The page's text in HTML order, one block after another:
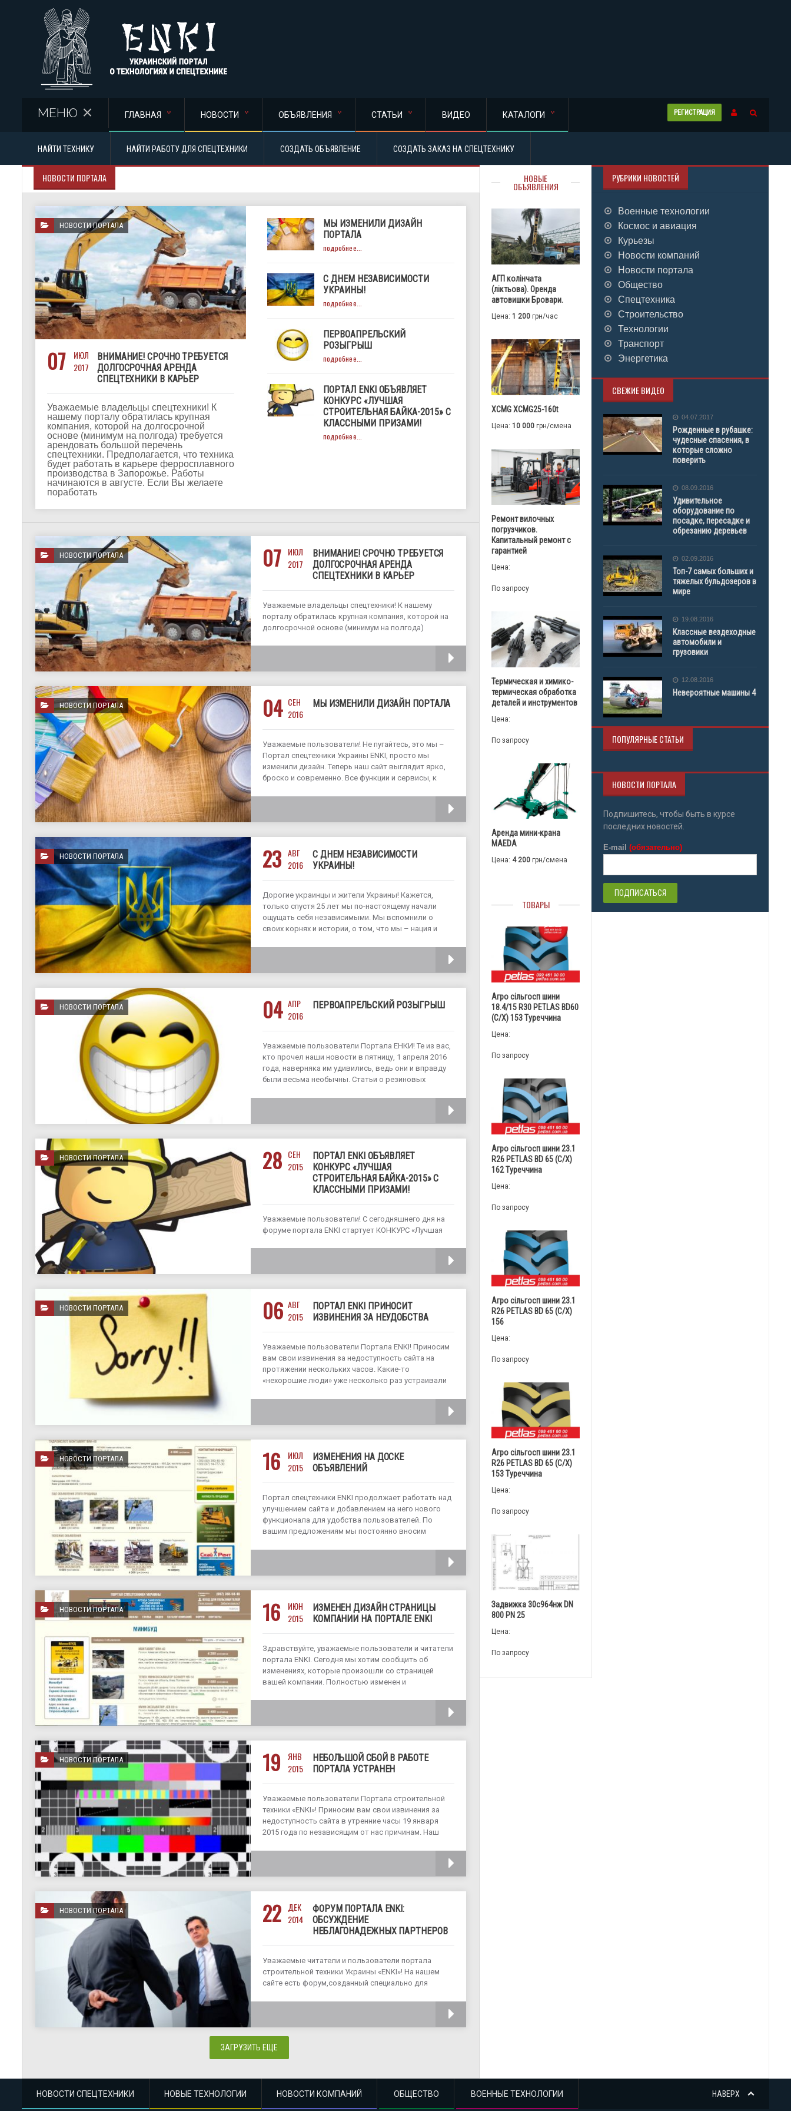
РЕГИСТРАЦИЯ
МЕНЮ ГЛАВНАЯ НОВОСТИ ОБЪЯВЛЕНИЯ СТАТЬИ ВИДЕО КАТАЛОГИ
НАЙТИ ТЕХНИКУ НАЙТИ РАБОТУ ДЛЯ СПЕЦТЕХНИКИ СОЗДАТЬ ОБЪЯВЛЕНИЕ СОЗДАТЬ ЗАКАЗ НА СПЕЦТЕХНИКУ
НОВОСТИ ПОРТАЛА
НОВОСТИ ПОРТАЛА
07
ИЮЛ
2017
ВНИМАНИЕ! СРОЧНО ТРЕБУЕТСЯ
ДОЛГОСРОЧНАЯ АРЕНДА
СПЕЦТЕХНИКИ В КАРЬЕР
Уважаемые владельцы спецтехники! К
нашему порталу обратилась крупная
компания, которой на долгосрочной
основе (минимум на полгода) требуется
арендовать большой перечень
спецтехники. Предполагается, что техника
будет работать в карьере ферросплавного
производства в Запорожье. Работы
начинаются в августе. Если Вы желаете
поработать
МЫ ИЗМЕНИЛИ ДИЗАЙН
ПОРТАЛА
подробнее...
С ДНЕМ НЕЗАВИСИМОСТИ
УКРАИНЫ!
подробнее...
ПЕРВОАПРЕЛЬСКИЙ
РОЗЫГРЫШ
подробнее...
ПОРТАЛ ENKI ОБЪЯВЛЯЕТ
КОНКУРС «ЛУЧШАЯ
СТРОИТЕЛЬНАЯ БАЙКА-2015» С
КЛАССНЫМИ ПРИЗАМИ!
подробнее...
НОВОСТИ ПОРТАЛА 07
ИЮЛ
2017
ВНИМАНИЕ! СРОЧНО ТРЕБУЕТСЯ
ДОЛГОСРОЧНАЯ АРЕНДА
СПЕЦТЕХНИКИ В КАРЬЕР
Уважаемые владельцы спецтехники! К нашему
порталу обратилась крупная компания, которой на
долгосрочной основе (минимум на полгода)
работать в карьере ферросплавного производства
в Запорожье. Работы начинаются в августе. Если Вы
ЧИТАТЬ
НОВОСТИ ПОРТАЛА 04 СЕН
2016
МЫ ИЗМЕНИЛИ ДИЗАЙН ПОРТАЛА
Уважаемые пользователи! Не пугайтесь, это мы –
Портал спецтехники Украины ENKI, просто мы
изменили дизайн. Теперь наш сайт выглядит ярко,
броско и современно. Все функции и сервисы, к
ЧИТАТЬ
НОВОСТИ ПОРТАЛА 23 АВГ
2016
С ДНЕМ НЕЗАВИСИМОСТИ
УКРАИНЫ!
Дорогие украинцы и жители Украины! Кажется,
только спустя 25 лет мы по-настоящему начали
ощущать себя независимыми. Мы вспомнили о
своих корнях и истории, о том, что мы – нация и
ЧИТАТЬ
НОВОСТИ ПОРТАЛА 04 АПР
2016
ПЕРВОАПРЕЛЬСКИЙ РОЗЫГРЫШ
Уважаемые пользователи Портала ЕНКИ! Те из вас,
кто прочел наши новости в пятницу, 1 апреля 2016
года, наверняка им удивились, ведь они и вправду
были весьма необычны. Статьи о резиновых
ЧИТАТЬ
НОВОСТИ ПОРТАЛА 28 СЕН
2015
ПОРТАЛ ENKI ОБЪЯВЛЯЕТ
КОНКУРС «ЛУЧШАЯ
СТРОИТЕЛЬНАЯ БАЙКА-2015» С
КЛАССНЫМИ ПРИЗАМИ!
Уважаемые пользователи! С сегодняшнего дня на
форуме портала ENKI стартует КОНКУРС «Лучшая
будут на форуме такие же участники портала
ЧИТАТЬ
НОВОСТИ ПОРТАЛА 06 АВГ
2015
ПОРТАЛ ENKI ПРИНОСИТ
ИЗВИНЕНИЯ ЗА НЕУДОБСТВА
Уважаемые пользователи Портала ENKI! Приносим
вам свои извинения за недоступность сайта на
протяжении нескольких часов. Какие-то
«нехорошие люди» уже несколько раз устраивали
предотвращения
ЧИТАТЬ
НОВОСТИ ПОРТАЛА 16
ИЮЛ
2015
ИЗМЕНЕНИЯ НА ДОСКЕ
ОБЪЯВЛЕНИЙ
Портал спецтехники ENKI продолжает работать над
улучшением сайта и добавлением на него нового
функционала для удобства пользователей. По
вашим предложениям мы постоянно вносим
ЧИТАТЬ
НОВОСТИ ПОРТАЛА 16
ИЮН
2015
ИЗМЕНЕН ДИЗАЙН СТРАНИЦЫ
КОМПАНИИ НА ПОРТАЛЕ ENKI
Здравствуйте, уважаемые пользователи и читатели
портала ENKI. Сегодня мы хотим сообщить об
изменениях, которые произошли со страницей
вашей компании. Полностью изменен и
НОВОСТИ ПОРТАЛА 19
ЯНВ
2015
НЕБОЛЬШОЙ СБОЙ В РАБОТЕ
ПОРТАЛА УСТРАНЕН
Уважаемые пользователи Портала строительной
техники «ENKI»! Приносим вам свои извинения за
недоступность сайта в утренние часы 19 января
2015 года по независящим от нас причинам. Наш
НОВОСТИ ПОРТАЛА 22 ДЕК
2014
ФОРУМ ПОРТАЛА ENKI:
ОБСУЖДЕНИЕ
НЕБЛАГОНАДЕЖНЫХ ПАРТНЕРОВ
Уважаемые читатели и пользователи портала
строительной техники Украины «ENKI»! На нашем
сайте есть форум,созданный специально для
волнующую всех вас: вопрос о неблагонадежных
ЗАГРУЗИТЬ ЕЩЕ
НОВЫЕ
ОБЪЯВЛЕНИЯ
АГП колінчата
(ліктьова). Оренда
автовишки Бровари.
Цена: 1 200 грн/час
XCMG XCMG25-160t
Цена: 10 000 грн/смена
Ремонт вилочных
погрузчиков.
Капитальный ремонт с
гарантией
Цена:
По запросу
Термическая и химико-
термическая обработка
деталей и инструментов
Цена:
По запросу
Аренда мини-крана
MAEDA
Цена: 4 200 грн/смена
ТОВАРЫ
Агро сільгосп шини
18.4/15 R30 PETLAS BD60
(С/Х) 153 Туреччина
Цена:
По запросу
Агро сільгосп шини 23.1
R26 PETLAS BD 65 (С/Х)
162 Туреччина
Цена:
По запросу
Агро сільгосп шини 23.1
R26 PETLAS BD 65 (С/Х)
156
Цена:
По запросу
Агро сільгосп шини 23.1
R26 PETLAS BD 65 (С/Х)
153 Туреччина
Цена:
По запросу
Задвижка 30с964нж DN
800 PN 25
Цена:
По запросу
РУБРИКИ НОВОСТЕЙ
Военные технологии
Космос и авиация
Курьезы
Новости компаний
Новости портала
Общество
Спецтехника
Строительство
Технологии
Транспорт
Энергетика
СВЕЖИЕ ВИДЕО
04.07.2017
Рожденные в рубашке:
чудесные спасения, в
которые сложно
поверить
08.09.2016
Удивительное
оборудование по
посадке, пересадке и
обрезанию деревьев
02.09.2016
Топ-7 самых больших и
тяжелых бульдозеров в
мире
19.08.2016
Классные вездеходные
автомобили и
грузовики
12.08.2016
Невероятные машины 4
ПОПУЛЯРНЫЕ СТАТЬИ
НОВОСТИ ПОРТАЛА
Подпишитесь, чтобы быть в курсе
последних новостей.
E-mail(обязательно)
НАВЕРХ
НОВОСТИ СПЕЦТЕХНИКИ НОВЫЕ ТЕХНОЛОГИИ НОВОСТИ КОМПАНИЙ ОБЩЕСТВО ВОЕННЫЕ ТЕХНОЛОГИИ